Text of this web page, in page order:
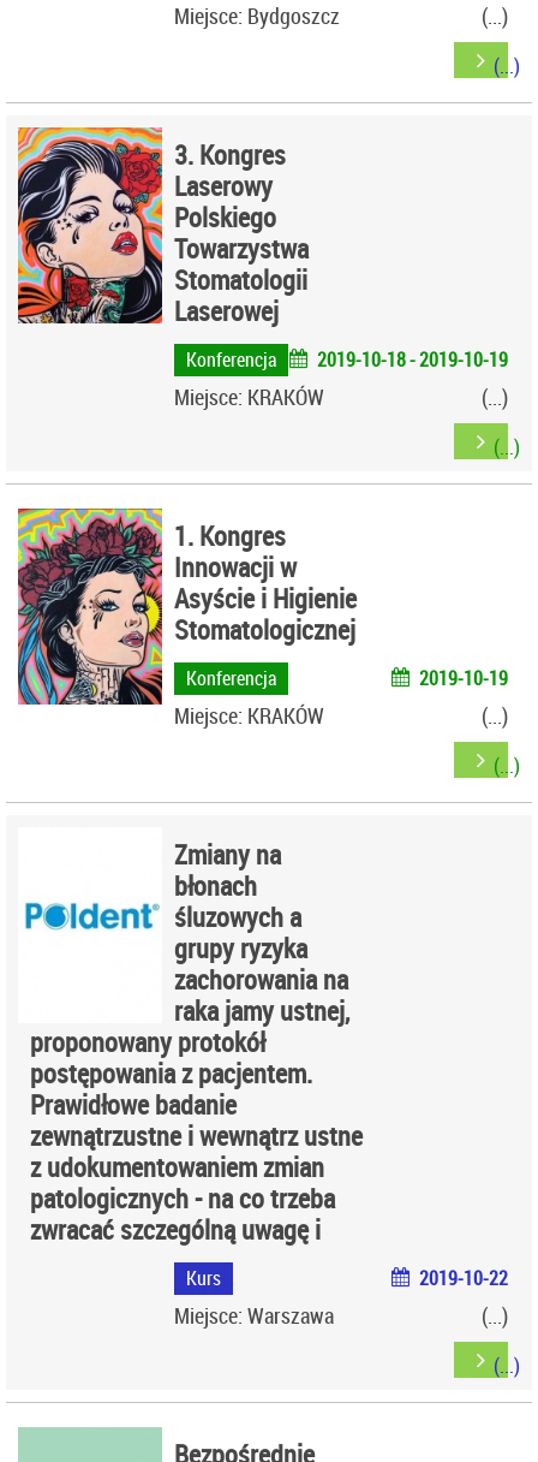
Miejsce: Bydgoszcz
3. Kongres
Laserowy
Polskiego
Towarzystwa
Stomatologii
Laserowej
Konferencja 2019-10-18 - 2019-10-19
Miejsce: KRAKÓW
1. Kongres
Innowacji w
Asyście i Higienie
Stomatologicznej
Konferencja 2019-10-19
Miejsce: KRAKÓW
Zmiany na
błonach
śluzowych a
grupy ryzyka
zachorowania na
raka jamy ustnej,
proponowany protokół
postępowania z pacjentem.
Prawidłowe badanie
zewnątrzustne i wewnątrz ustne
z udokumentowaniem zmian
patologicznych - na co trzeba
zwracać szczególną uwagę i
Kurs 2019-10-22
Miejsce: Warszawa
Bezpośrednie